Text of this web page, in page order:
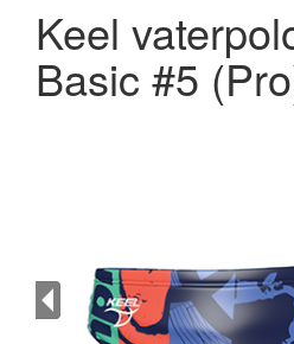
Keel
Basic #5